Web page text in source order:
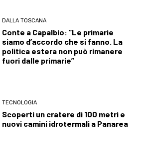
DALLA TOSCANA
Conte a Capalbio: “Le primarie
siamo d’accordo che si fanno. La
politica estera non può rimanere
fuori dalle primarie”
TECNOLOGIA
Scoperti un cratere di 100 metri e
nuovi camini idrotermali a Panarea